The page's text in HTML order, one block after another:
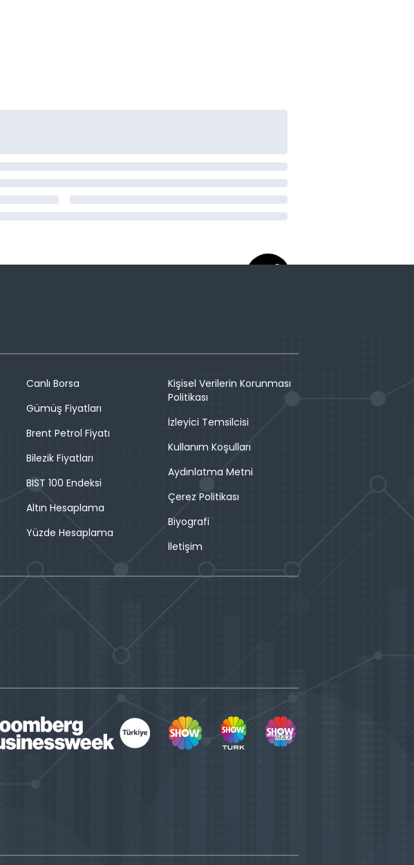
Canlı Borsa
Gümüş Fiyatları
Brent Petrol Fiyatı
Bilezik Fiyatları
BIST 100 Endeksi
Altın Hesaplama
Yüzde Hesaplama
Kişisel Verilerin Korunması
Politikası
İzleyici Temsilcisi
Kullanım Koşulları
Aydınlatma Metni
Çerez Politikası
Biyografi
İletişim